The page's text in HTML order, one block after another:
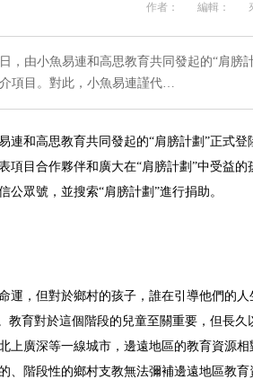
作者： 編輯：
，由小魚易連和高思教育共同發起的“肩膀
項目。對此，小魚易連謹代…
連和高思教育共同發起的“肩膀計劃”正式
項目合作夥伴和廣大在“肩膀計劃”中受益
公眾號，並搜索“肩膀計劃”進行捐助。
運，但對於鄉村的孩子，誰在引導他們的
教育對於這個階段的兒童至關重要，但長
上廣深等一線城市，邊遠地區的教育資源
、階段性的鄉村支教無法彌補邊遠地區教